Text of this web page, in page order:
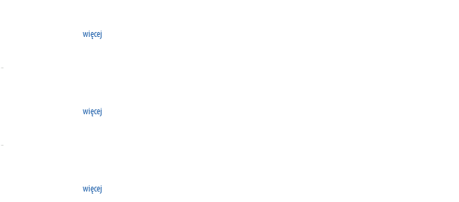
więcej
więcej
więcej